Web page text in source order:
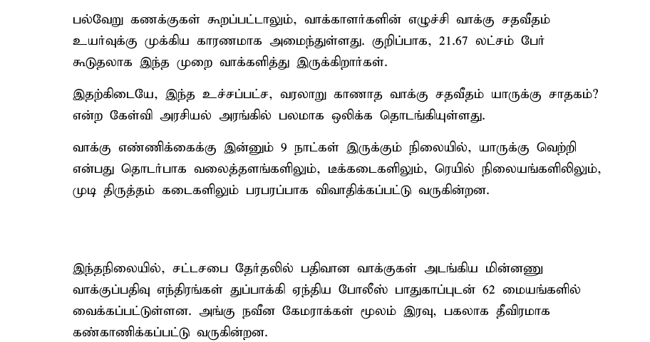
பல்வேறு கணக்குகள் கூறப்பட்டாலும், வாக்காளர்களின் எழுச்சி வாக்கு சதவீதம்
உயர்வுக்கு முக்கிய காரணமாக அமைந்துள்ளது. குறிப்பாக, 21.67 லட்சம் பேர்
கூடுதலாக இந்த முறை வாக்களித்து இருக்கிறார்கள்.
இதற்கிடையே, இந்த உச்சப்பட்ச, வரலாறு காணாத வாக்கு சதவீதம் யாருக்கு சாதகம்?
என்ற கேள்வி அரசியல் அரங்கில் பலமாக ஒலிக்க தொடங்கியுள்ளது.
வாக்கு எண்ணிக்கைக்கு இன்னும் 9 நாட்கள் இருக்கும் நிலையில், யாருக்கு வெற்றி
என்பது தொடர்பாக வலைத்தளங்களிலும், டீக்கடைகளிலும், ரெயில் நிலையங்களிலிலும்,
முடி திருத்தம் கடைகளிலும் பரபரப்பாக விவாதிக்கப்பட்டு வருகின்றன.
இந்தநிலையில், சட்டசபை தேர்தலில் பதிவான வாக்குகள் அடங்கிய மின்னணு
வாக்குப்பதிவு எந்திரங்கள் துப்பாக்கி ஏந்திய போலீஸ் பாதுகாப்புடன் 62 மையங்களில்
வைக்கப்பட்டுள்ளன. அங்கு நவீன கேமராக்கள் மூலம் இரவு, பகலாக தீவிரமாக
கண்காணிக்கப்பட்டு வருகின்றன.